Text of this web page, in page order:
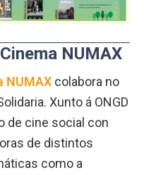
NUMAX
NUMAX colabora no
Xunto á ONGD
de cine social con
de distintos
como a